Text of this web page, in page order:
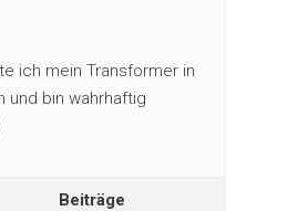
ich mein Transformer in
und bin wahrhaftig
Beiträge